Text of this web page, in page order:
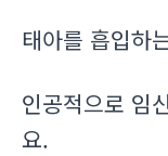
태아를 흡입하
인공적으로 임
요.